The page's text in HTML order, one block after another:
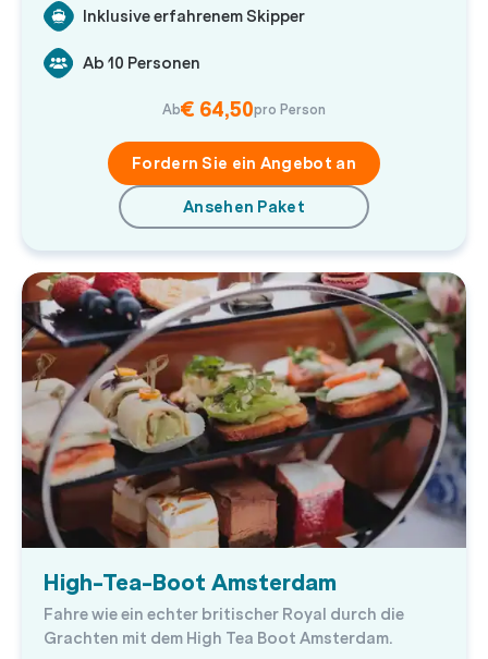
Inklusive erfahrenem Skipper
Ab 10 Personen
Ab€ 64,50pro Person
Fordern Sie ein Angebot an
Ansehen Paket
High-Tea-Boot Amsterdam
Fahre wie ein echter britischer Royal durch die
Grachten mit dem High Tea Boot Amsterdam.